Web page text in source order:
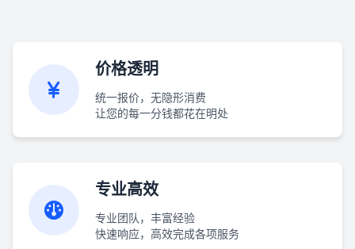
价格透明
统一报价，无隐形消费
让您的每一分钱都花在明处
专业高效
专业团队，丰富经验
快速响应，高效完成各项服务